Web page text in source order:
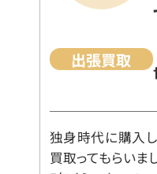
出張買取
独身時代に購入
買取ってもらいま